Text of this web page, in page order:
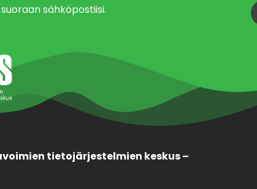
sähköpostiisi.
tietojärjestelmien keskus –